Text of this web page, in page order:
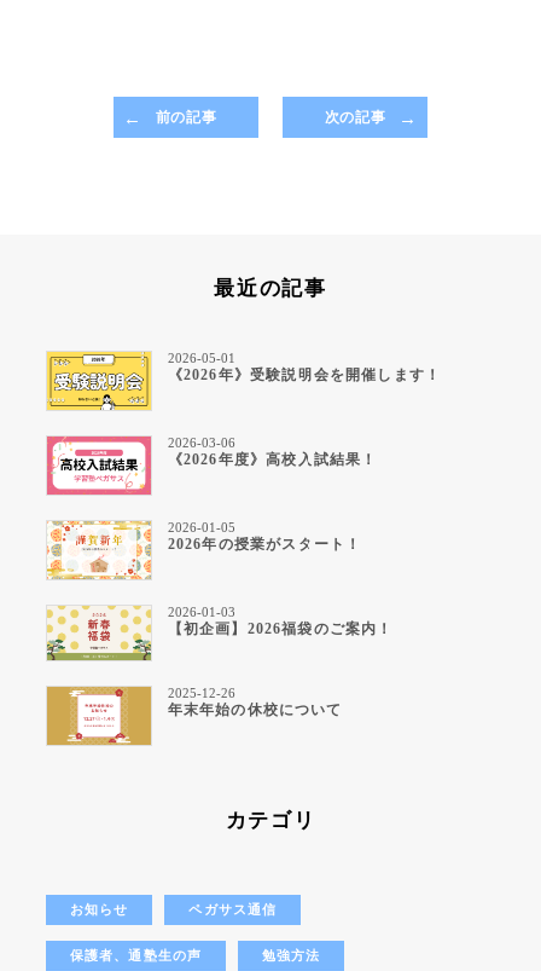
前の記事 次の記事
最近の記事
《2026年》受験説明会を開催します！
2026-05-01
《2026年度》高校入試結果！
2026-03-06
2026年の授業がスタート！
2026-01-05
【初企画】2026福袋のご案内！
2026-01-03
年末年始の休校について
2025-12-26
カテゴリ
お知らせ ペガサス通信
保護者、通塾生の声 勉強方法